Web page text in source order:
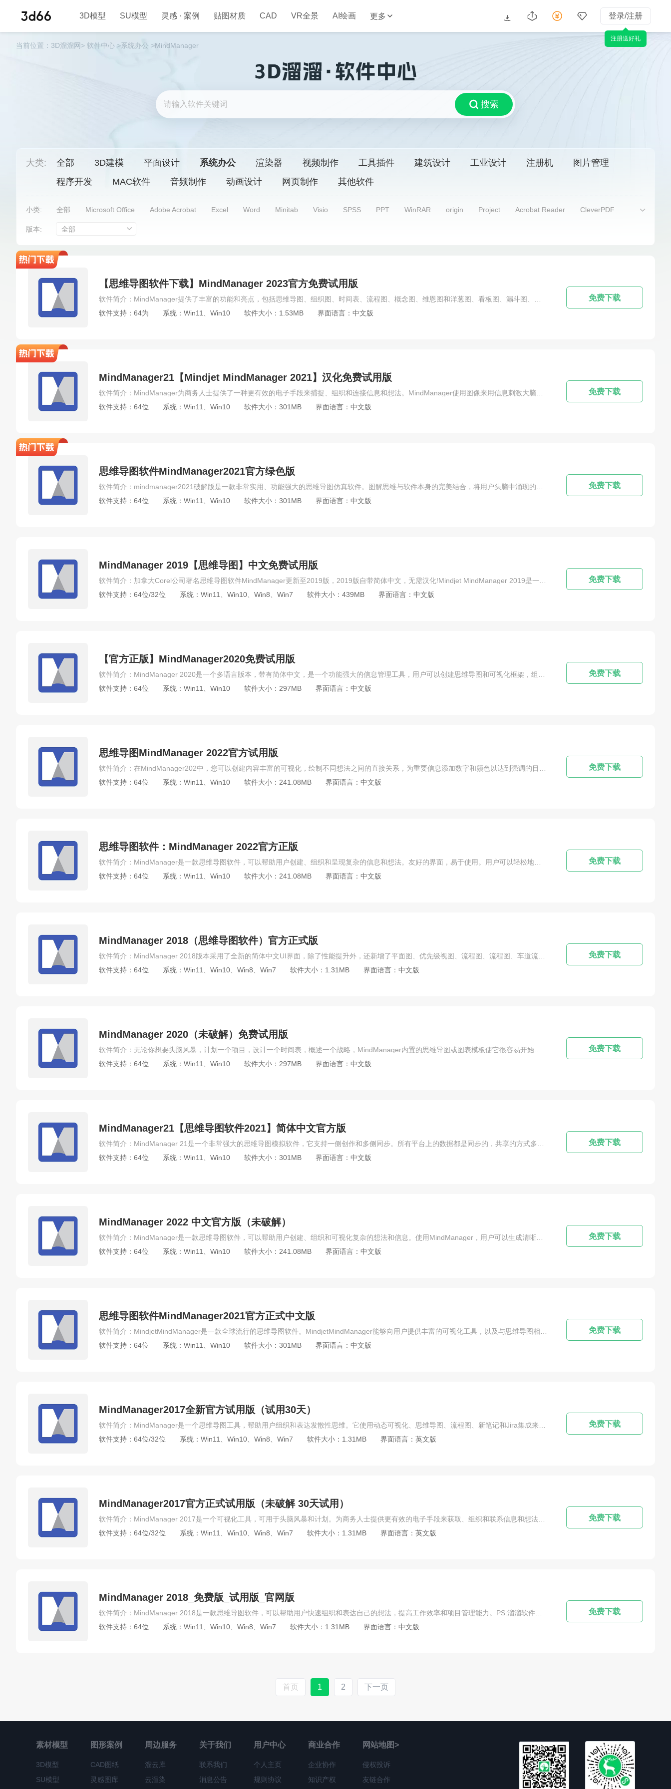
3D模型 SU模型 灵感 · 案例 贴图材质 CAD VR全景 AI绘画 更多 登录/注册
注册送好礼
搜索
当前位置： 3D溜溜网> 软件中心 >系统办公 >MindManager
大类: 全部 3D建模 平面设计 系统办公 渲染器 视频制作 工具插件 建筑设计 工业设计 注册机
图片管理
程序开发
MAC软件 音频制作 动画设计 网页制作 其他软件
小类: 全部 Microsoft Office Adobe Acrobat Excel Word Minitab Visio SPSS PPT WinRAR origin Project Acrobat Reader
CleverPDF
Windows电脑系统
Amos
TeamViewer
Adobe Presenter
NI DIAdem Atlantis Word Processor 其他办公软件 其他系统软件
版本: 全部
【思维导图软件下载】MindManager 2023官方免费试用版
软件支持：64为
系统：Win11、Win10 软件大小：1.53MB 界面语言：中文版
免费下载
MindManager21【Mindjet MindManager 2021】汉化免费试用版
软件支持：64位
系统：Win11、Win10 软件大小：301MB 界面语言：中文版
免费下载
思维导图软件MindManager2021官方绿色版
软件支持：64位
系统：Win11、Win10 软件大小：301MB 界面语言：中文版
免费下载
MindManager 2019【思维导图】中文免费试用版
软件支持：64位/32位
系统：Win11、Win10、Win8、Win7 软件大小：439MB 界面语言：中文版
免费下载
【官方正版】MindManager2020免费试用版
软件支持：64位
系统：Win11、Win10 软件大小：297MB 界面语言：中文版
免费下载
思维导图MindManager 2022官方试用版
软件支持：64位
系统：Win11、Win10 软件大小：241.08MB 界面语言：中文版
免费下载
思维导图软件：MindManager 2022官方正版
软件支持：64位
系统：Win11、Win10 软件大小：241.08MB 界面语言：中文版
免费下载
MindManager 2018（思维导图软件）官方正式版
软件支持：64位
系统：Win11、Win10、Win8、Win7 软件大小：1.31MB 界面语言：中文版
免费下载
MindManager 2020（未破解）免费试用版
软件支持：64位
系统：Win11、Win10 软件大小：297MB 界面语言：中文版
免费下载
MindManager21【思维导图软件2021】简体中文官方版
软件支持：64位
系统：Win11、Win10 软件大小：301MB 界面语言：中文版
免费下载
MindManager 2022 中文官方版（未破解）
软件支持：64位
系统：Win11、Win10 软件大小：241.08MB 界面语言：中文版
免费下载
思维导图软件MindManager2021官方正式中文版
软件支持：64位
系统：Win11、Win10 软件大小：301MB 界面语言：中文版
免费下载
MindManager2017全新官方试用版（试用30天）
软件支持：64位/32位
系统：Win11、Win10、Win8、Win7 软件大小：1.31MB 界面语言：英文版
免费下载
MindManager2017官方正式试用版（未破解 30天试用）
软件支持：64位/32位
系统：Win11、Win10、Win8、Win7 软件大小：1.31MB 界面语言：英文版
免费下载
MindManager 2018_免费版_试用版_官网版
软件支持：64位
系统：Win11、Win10、Win8、Win7 软件大小：1.31MB 界面语言：中文版
免费下载
首页 1 2 下一页
素材模型
3D模型
SU模型
图形案例
CAD图纸
灵感图库
周边服务
溜云库
云渲染
关于我们
联系我们
消息公告
用户中心
个人主页
规则协议
商业合作
企业协作
知识产权
网站地图>
侵权投诉
友链合作